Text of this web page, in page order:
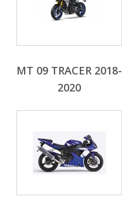
MT 09 TRACER 2018-
2020